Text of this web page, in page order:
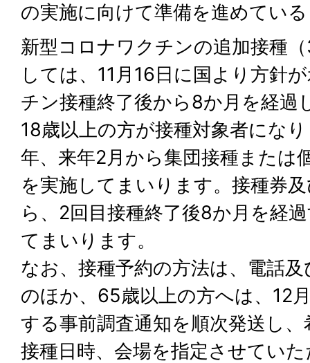
の実施に向けて準備を進めてい
新型コロナワクチンの追加接種
しては、11月16日に国より方針
チン接種終了後から8か月を経過
18歳以上の方が接種対象者にな
年、来年2月から集団接種または
を実施してまいります。接種券
ら、2回目接種終了後8か月を経
てまいります。
なお、接種予約の方法は、電話
のほか、65歳以上の方へは、12
する事前調査通知を順次発送し
接種日時、会場を指定させてい